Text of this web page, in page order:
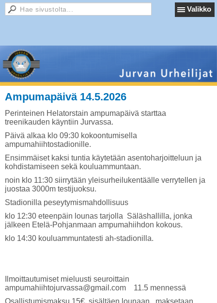
Valikko
Ampumapäivä 14.5.2026
Perinteinen Helatorstain ampumapäivä starttaa
treenikauden käyntiin Jurvassa.
Päivä alkaa klo 09:30 kokoontumisella
ampumahiihtostadionille.
Ensimmäiset kaksi tuntia käytetään asentoharjoitteluun ja
kohdistamiseen sekä kouluammuntaan.
noin klo 11:30 siirrytään yleisurheilukentäälle verrytellen ja
juostaa 3000m testijuoksu.
Stadionilla peseytymismahdollisuus
klo 12:30 eteenpäin lounas tarjolla Säläshallilla, jonka
jälkeen Etelä-Pohjanmaan ampumahiihdon kokous.
klo 14:30 kouluammuntatesti ah-stadionilla.
Ilmoittautumiset mieluusti seuroittain
ampumahiihtojurvassa@gmail.com 11.5 mennessä
Osallistumismaksu 15€, sisältäen lounaan, maksetaan